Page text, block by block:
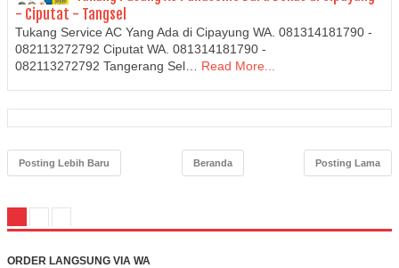
- Ciputat - Tangsel
Tukang Service AC Yang Ada di Cipayung WA. 081314181790 -
082113272792 Ciputat WA. 081314181790 -
082113272792 Tangerang Sel…
Read More...
Posting Lebih Baru Posting Lama
Beranda
ORDER LANGSUNG VIA WA